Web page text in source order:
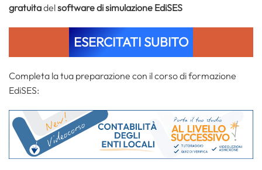
gratuitadelsoftware di simulazione EdiSES
ESERCITATI SUBITO
Completa la tua preparazione con il corso di formazione
EdiSES: